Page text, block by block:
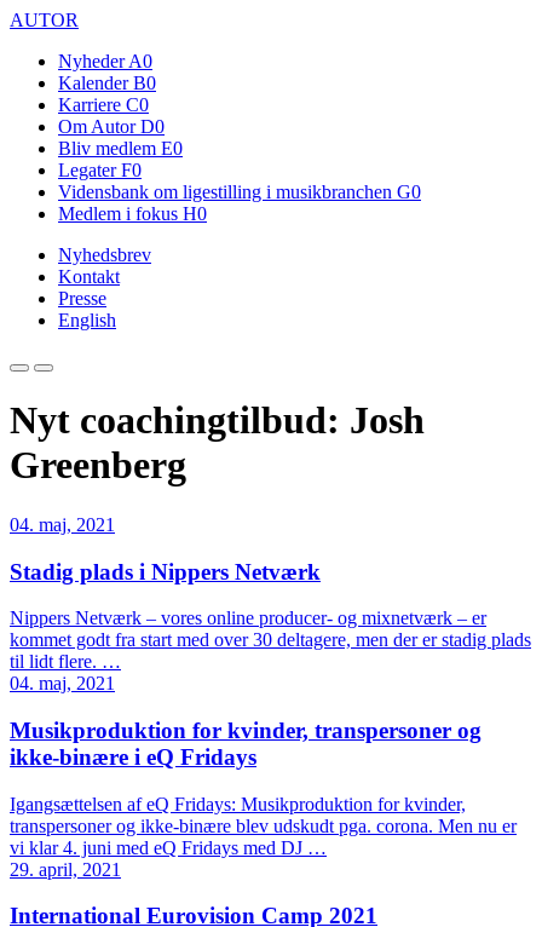
AUTOR
Nyheder A0
Kalender B0
Karriere C0
Om Autor D0
Bliv medlem E0
Legater F0
Vidensbank om ligestilling i musikbranchen G0
Medlem i fokus H0
Nyhedsbrev
Kontakt
Presse
English
Nyt coachingtilbud: Josh
Greenberg
04. maj, 2021
Stadig plads i Nippers Netværk
Nippers Netværk – vores online producer- og mixnetværk – er
kommet godt fra start med over 30 deltagere, men der er stadig plads
til lidt flere. …
04. maj, 2021
Musikproduktion for kvinder, transpersoner og
ikke-binære i eQ Fridays
Igangsættelsen af eQ Fridays: Musikproduktion for kvinder,
transpersoner og ikke-binære blev udskudt pga. corona. Men nu er
vi klar 4. juni med eQ Fridays med DJ …
29. april, 2021
International Eurovision Camp 2021